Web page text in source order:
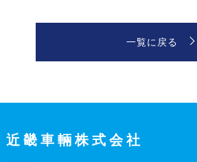
一覧に戻る
近畿車輛株式会社